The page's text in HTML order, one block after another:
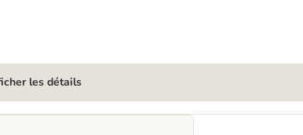
les détails